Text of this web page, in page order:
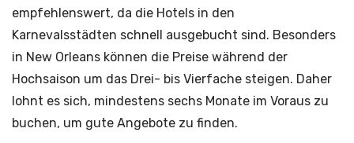
empfehlenswert, da die Hotels in den
Karnevalsstädten schnell ausgebucht sind. Besonders
in New Orleans können die Preise während der
Hochsaison um das Drei- bis Vierfache steigen. Daher
lohnt es sich, mindestens sechs Monate im Voraus zu
buchen, um gute Angebote zu finden.